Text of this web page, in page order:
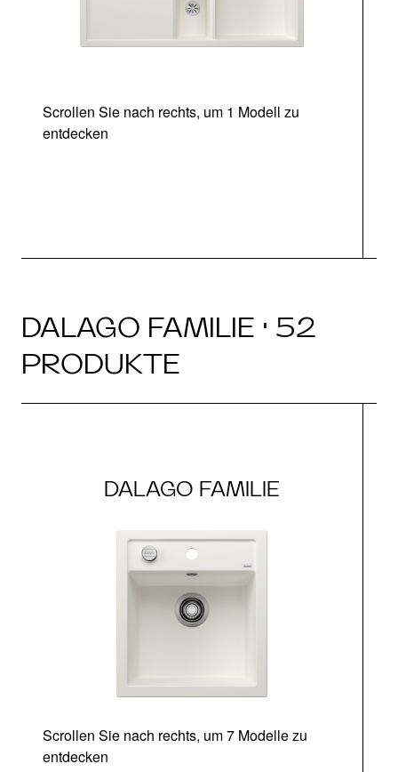
Scrollen Sie nach rechts, um 1 Modell zu
entdecken
DALAGO FAMILIE · 52
PRODUKTE
DALAGO FAMILIE
Scrollen Sie nach rechts, um 7 Modelle zu
entdecken